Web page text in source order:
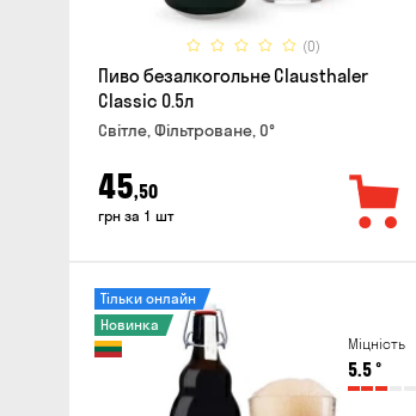
(0)
Пиво безалкогольне Clausthaler
Classic 0.5л
Світле, Фільтроване, 0°
45,50
грн за 1 шт
Міцність
5.5°
Тільки онлайн
Новинка